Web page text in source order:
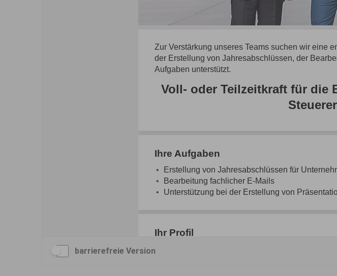
barrierefreie Version